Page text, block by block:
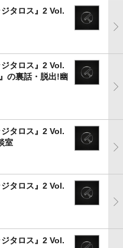
タロス』2 Vol.
タロス』2 Vol.
の裏話・脱出!幽
タロス』2 Vol.
室
タロス』2 Vol.
タロス』2 Vol.